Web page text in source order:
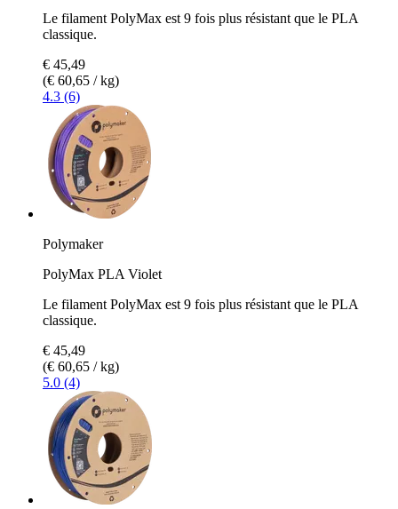
Le filament PolyMax est 9 fois plus résistant que le PLA
classique.
€ 45,49
(€ 60,65 / kg)
4.3 (6)
Polymaker
PolyMax PLA Violet
Le filament PolyMax est 9 fois plus résistant que le PLA
classique.
€ 45,49
(€ 60,65 / kg)
5.0 (4)